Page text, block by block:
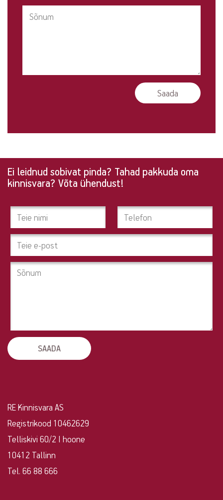
Ei
leidnud
sobivat
pinda?
Tahad
pakkuda
oma
RE Kinnisvara AS
Registrikood 10462629
Telliskivi 60/2 I hoone
10412 Tallinn
Tel. 66 88 666
Ei leidnud sobivat pinda? Tahad pakkuda oma
kinnisvara? Võta ühendust!